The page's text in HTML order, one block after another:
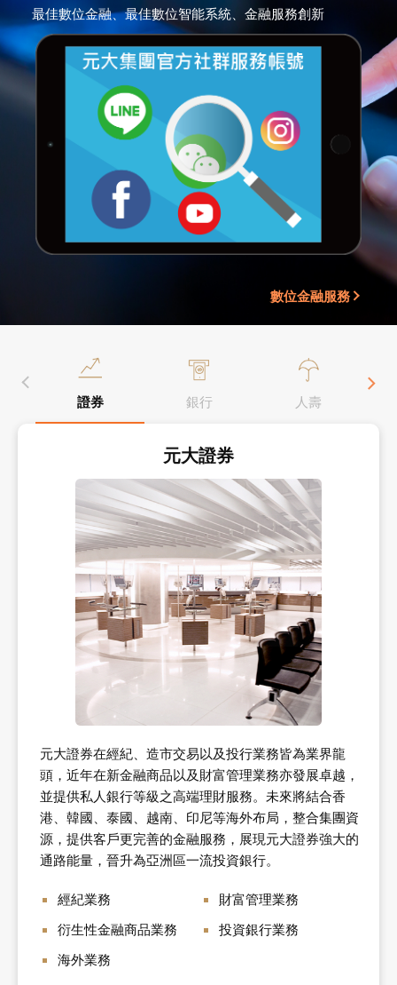
最佳數位金融、最佳數位智能系統、金融服務創新
數位金融服務
證券 銀行 人壽
元大證券
元大證券在經紀、造市交易以及投行業務皆為業界龍
頭，近年在新金融商品以及財富管理業務亦發展卓越，
並提供私人銀行等級之高端理財服務。未來將結合香
港、韓國、泰國、越南、印尼等海外布局，整合集團資
源，提供客戶更完善的金融服務，展現元大證券強大的
通路能量，晉升為亞洲區一流投資銀行。
經紀業務
財富管理業務
衍生性金融商品業務
投資銀行業務
海外業務